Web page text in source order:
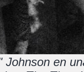
Johnson en